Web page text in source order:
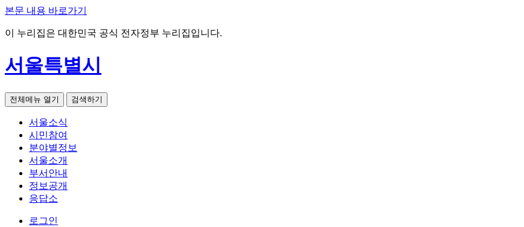
본문 내용 바로가기
이 누리집은 대한민국 공식 전자정부 누리집입니다.
서울특별시
전체메뉴 열기 검색하기
서울소식
시민참여
분야별정보
서울소개
부서안내
정보공개
응답소
로그인